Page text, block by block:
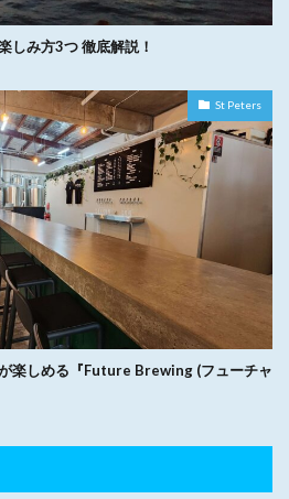
しみ方3つ 徹底解説！
St Peters
楽しめる『Future Brewing (フューチャ